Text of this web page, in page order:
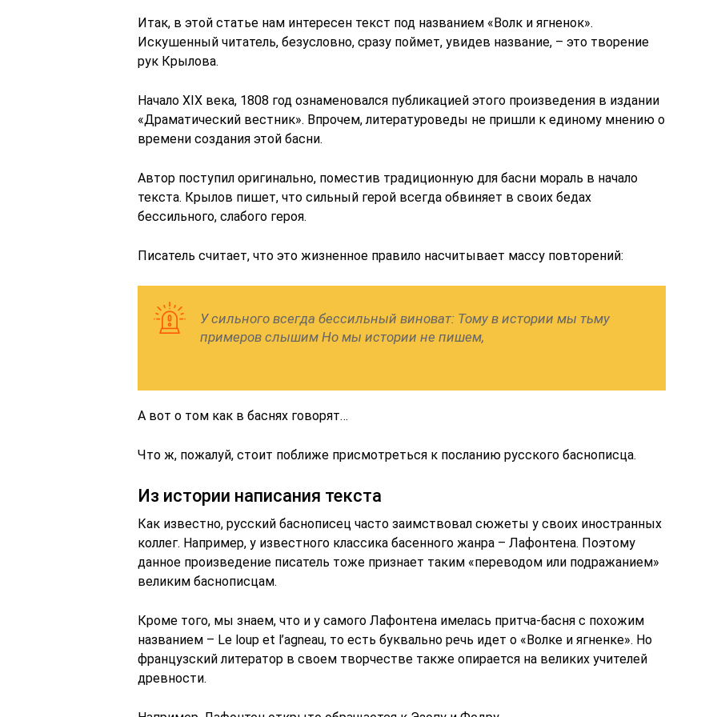
Итак, в этой статье нам интересен текст под названием «Волк и ягненок».
Искушенный читатель, безусловно, сразу поймет, увидев название, – это творение
рук Крылова.
Начало XIX века, 1808 год ознаменовался публикацией этого произведения в издании
«Драматический вестник». Впрочем, литературоведы не пришли к единому мнению о
времени создания этой басни.
Автор поступил оригинально, поместив традиционную для басни мораль в начало
текста. Крылов пишет, что сильный герой всегда обвиняет в своих бедах
бессильного, слабого героя.
Писатель считает, что это жизненное правило насчитывает массу повторений:
У сильного всегда бессильный виноват: Тому в истории мы тьму
примеров слышим Но мы истории не пишем,
А вот о том как в баснях говорят…
Что ж, пожалуй, стоит поближе присмотреться к посланию русского баснописца.
Из истории написания текста
Как известно, русский баснописец часто заимствовал сюжеты у своих иностранных
коллег. Например, у известного классика басенного жанра – Лафонтена. Поэтому
данное произведение писатель тоже признает таким «переводом или подражанием»
великим баснописцам.
Кроме того, мы знаем, что и у самого Лафонтена имелась притча-басня с похожим
названием – Le loup et l’agneau, то есть буквально речь идет о «Волке и ягненке». Но
французский литератор в своем творчестве также опирается на великих учителей
древности.